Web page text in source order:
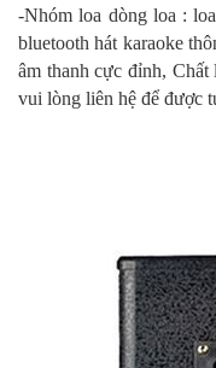
-Nhóm loa dòng loa :
bluetooth hát karaoke
âm thanh cực đỉnh,
vui lòng liên hệ để được